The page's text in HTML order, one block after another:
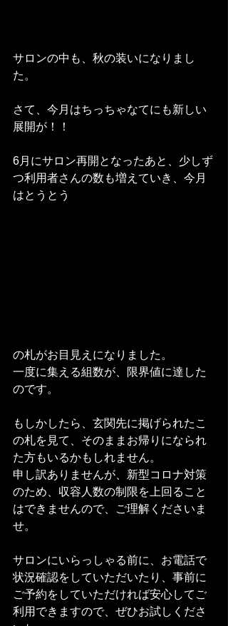
サロンの中も、秋の装いになりまし
た。
さて、今月はちっちゃなてにも新しい
展開が！！
6月にサロン再開となったあと、少しず
つ利用者さんの数も増えていき、今月
はとうとう
の札がお目見えになりました。
一度に集える組数が、限界値に達した
のです。
もしかしたら、玄関先に掲げられたこ
の札を見て、そのままお帰りになられ
た方もいるかもしれません。
申し訳ありませんが、新型コロナ対策
のため、収容人数の制限を上回ること
はできませんので、ご理解くださいま
せ。
サロンにいらっしゃる前に、お電話で
状況確認をしていただいたり、事前に
ご予約をしていただければ安心してご
利用できますので、ぜひお試しくださ